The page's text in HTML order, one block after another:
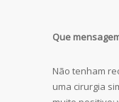
Que
Não tenham
uma cirurgia